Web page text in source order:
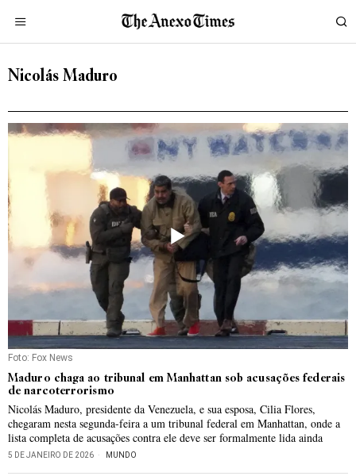
Nicolás Maduro
Foto: Fox News
Maduro chaga ao tribunal em Manhattan sob acusações federais
de narcoterrorismo
Nicolás Maduro, presidente da Venezuela, e sua esposa, Cilia Flores,
chegaram nesta segunda-feira a um tribunal federal em Manhattan, onde a
lista completa de acusações contra ele deve ser formalmente lida ainda
5 DE JANEIRO DE 2026 MUNDO